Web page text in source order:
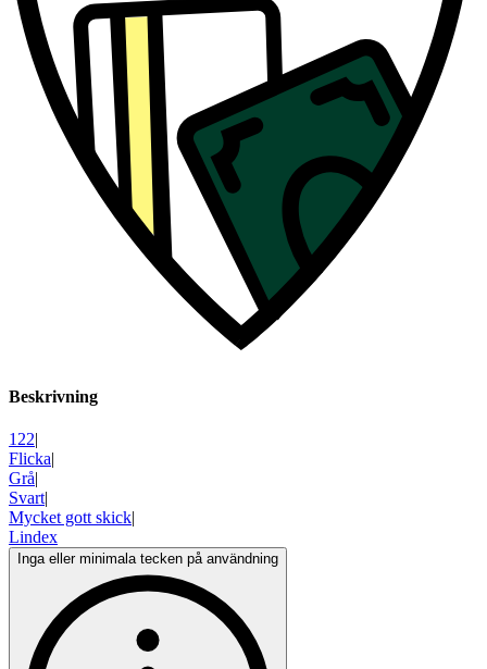
Beskrivning
122|
Flicka|
Grå|
Svart|
Mycket gott skick|
Lindex
Inga eller minimala tecken på användning